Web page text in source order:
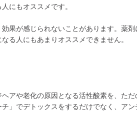
にもオススメです。
果が感じられないことがあります。薬剤
る人にもあまりオススメできません。
アや老化の原因となる活性酸素を、ただ
」でデトックスをするだけでなく、ア